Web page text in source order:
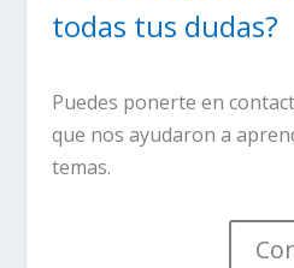
todas tus dudas?
Puedes ponerte en
que nos ayudaron a
temas.